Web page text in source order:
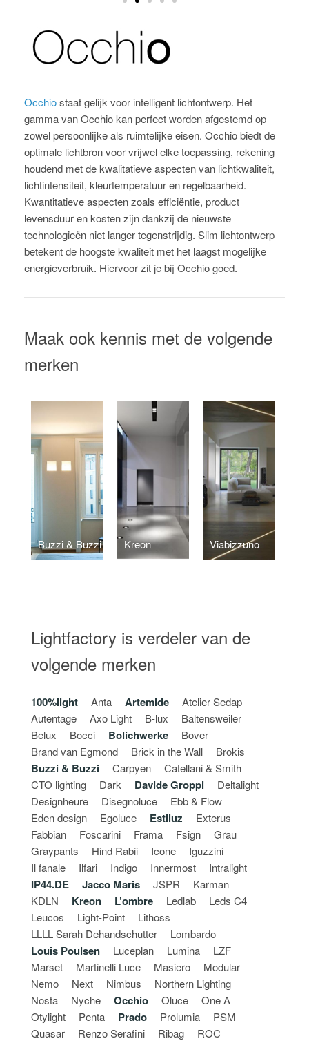
Occhiostaat gelijk voor intelligent lichtontwerp. Het
gamma van Occhio kan perfect worden afgestemd op
zowel persoonlijke als ruimtelijke eisen. Occhio biedt de
optimale lichtbron voor vrijwel elke toepassing, rekening
houdend met de kwalitatieve aspecten van lichtkwaliteit,
lichtintensiteit, kleurtemperatuur en regelbaarheid.
Kwantitatieve aspecten zoals efficiëntie, product
levensduur en kosten zijn dankzij de nieuwste
technologieën niet langer tegenstrijdig. Slim lichtontwerp
betekent de hoogste kwaliteit met het laagst mogelijke
energieverbruik. Hiervoor zit je bij Occhio goed.
Maak ook kennis met de volgende
merken
Buzzi & Buzzi Kreon Viabizzuno
Lightfactory is verdeler van de
volgende merken
100%light Anta Artemide
Atelier Sedap
Autentage
Axo Light B-lux
Baltensweiler
Belux
Bocci Bolichwerke
Bover
Brand van Egmond
Brick in the Wall Brokis
Buzzi & Buzzi Carpyen
Catellani & Smith
CTO lighting
Dark Davide Groppi
Deltalight
Designheure
Disegnoluce
Ebb & Flow
Eden design
Egoluce Estiluz
Exterus
Fabbian
Foscarini Frama Fsign
Grau
Graypants
Hind Rabii Icone
Iguzzini
Il fanale
Ilfari Indigo Innermost Intralight
IP44.DE Jacco Maris JSPR
Karman
KDLN
Kreon L’ombre Ledlab
Leds C4
Leucos
Light-Point
Lithoss
LLLL Sarah Dehandschutter
Lombardo
Louis Poulsen Luceplan Lumina
LZF
Marset
Martinelli Luce Masiero
Modular
Nemo
Next Nimbus
Northern Lighting
Nosta
Nyche Occhio Oluce
One A
Otylight
Penta Prado Prolumia
PSM
Quasar
Renzo Serafini Ribag
ROC